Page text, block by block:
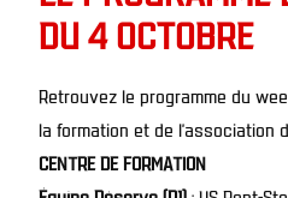
DU 4 OCTOBRE
Retrouvez le programme du
la formation et de l’association
CENTRE DE FORMATION